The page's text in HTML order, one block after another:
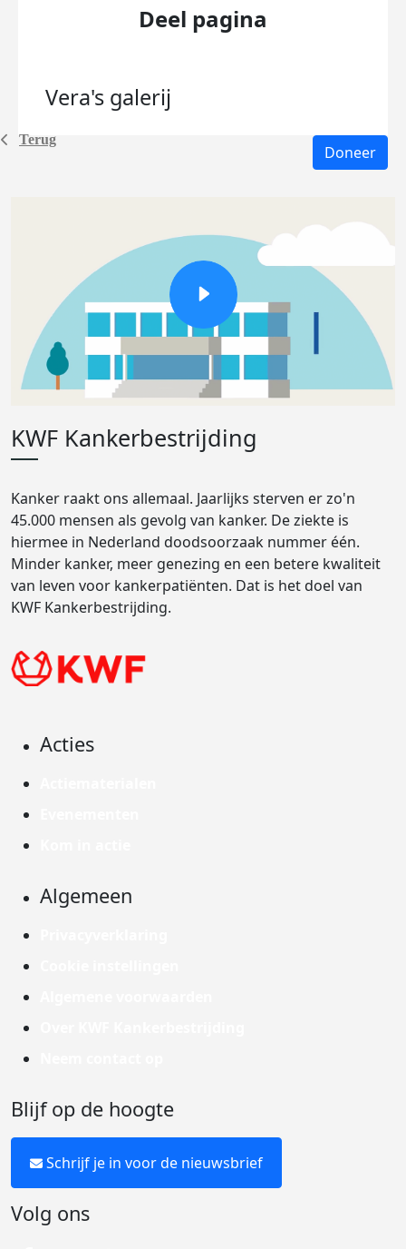
Terug
Deel pagina
Vera's galerij
Doneer
KWF Kankerbestrijding
Kanker raakt ons allemaal. Jaarlijks sterven er zo'n
45.000 mensen als gevolg van kanker. De ziekte is
hiermee in Nederland doodsoorzaak nummer één.
Minder kanker, meer genezing en een betere kwaliteit
van leven voor kankerpatiënten. Dat is het doel van
KWF Kankerbestrijding.
Acties
Algemeen
Blijf op de hoogte
Schrijf je in voor de nieuwsbrief
Volg ons